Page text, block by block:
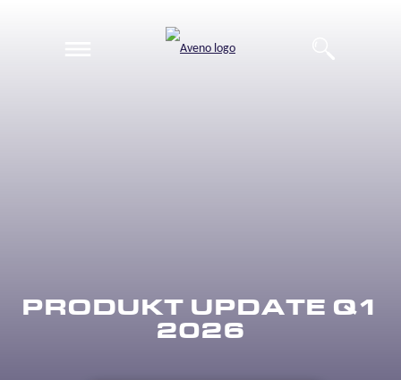
PRODUKT UPDATE Q1
2026